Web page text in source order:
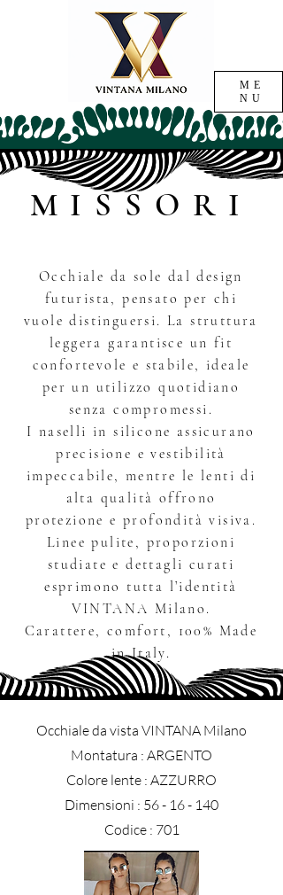
ME
NU
MISSORI
Occhiale da sole dal design
futurista, pensato per chi
vuole distinguersi. La struttura
leggera garantisce un fit
confortevole e stabile, ideale
per un utilizzo quotidiano
senza compromessi.
I naselli in silicone assicurano
precisione e vestibilità
impeccabile, mentre le lenti di
alta qualità offrono
protezione e profondità visiva.
Linee pulite, proporzioni
studiate e dettagli curati
esprimono tutta l’identità
VINTANA Milano.
Carattere, comfort, 100% Made
in Italy.
Occhiale da vista VINTANA Milano
​Montatura : ARGENTO
Colore lente : AZZURRO
Dimensioni : 56 - 16 - 140
Codice : 701